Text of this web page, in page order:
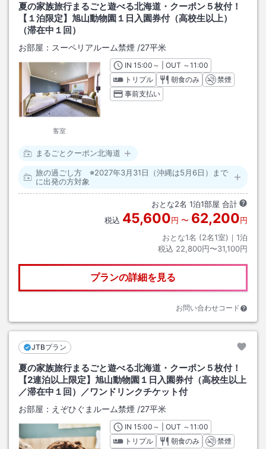
夏の家族旅行まるごと遊べる北海道・クーポン５枚付！
【１泊限定】旭山動物園１日入園券付（高校生以上）
（滞在中１回）
お部屋： スーペリアルーム禁煙 /27平米
客室
INチェックイン
15:00 ～ | OUT チェックアウト
～11:00
トリプル
朝食のみ
禁煙
事前支払い
まるごとクーポン北海道
旅の過ごし方 ※2027年3月31日（沖縄は5月6日）まで
に出発の方対象
おとな2名 1泊1部屋 合計
税込 45,600円 〜 62,200円
おとな1名 (2名1室)｜ 1泊
税込 22,800円〜31,100円
プランの詳細を見る
お問い合わせコード
JTBプラン
夏の家族旅行まるごと遊べる北海道・クーポン５枚付！
【2連泊以上限定】旭山動物園１日入園券付（高校生以上
／滞在中１回）／ワンドリンクチケット付
お部屋： えぞひぐまルーム禁煙 /27平米
INチェックイン
15:00 ～ | OUT チェックアウト
～11:00
トリプル
朝食のみ
禁煙